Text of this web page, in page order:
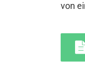
von